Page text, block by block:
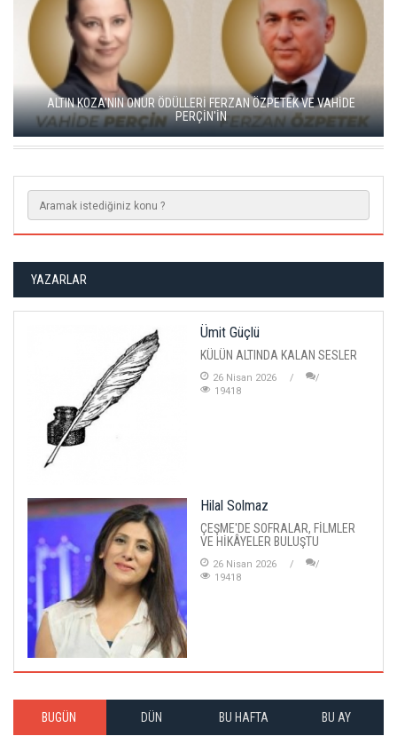
ALTIN KOZA'NIN ONUR ÖDÜLLERİ FERZAN ÖZPETEK VE VAHİDE
PERÇİN'İN
YAZARLAR
Ümit Güçlü
KÜLÜN ALTINDA KALAN SESLER
26 Nisan 2026
19418
Hilal Solmaz
ÇEŞME'DE SOFRALAR, FİLMLER
VE HİKÂYELER BULUŞTU
26 Nisan 2026
19418
BUGÜN DÜN BU HAFTA BU AY